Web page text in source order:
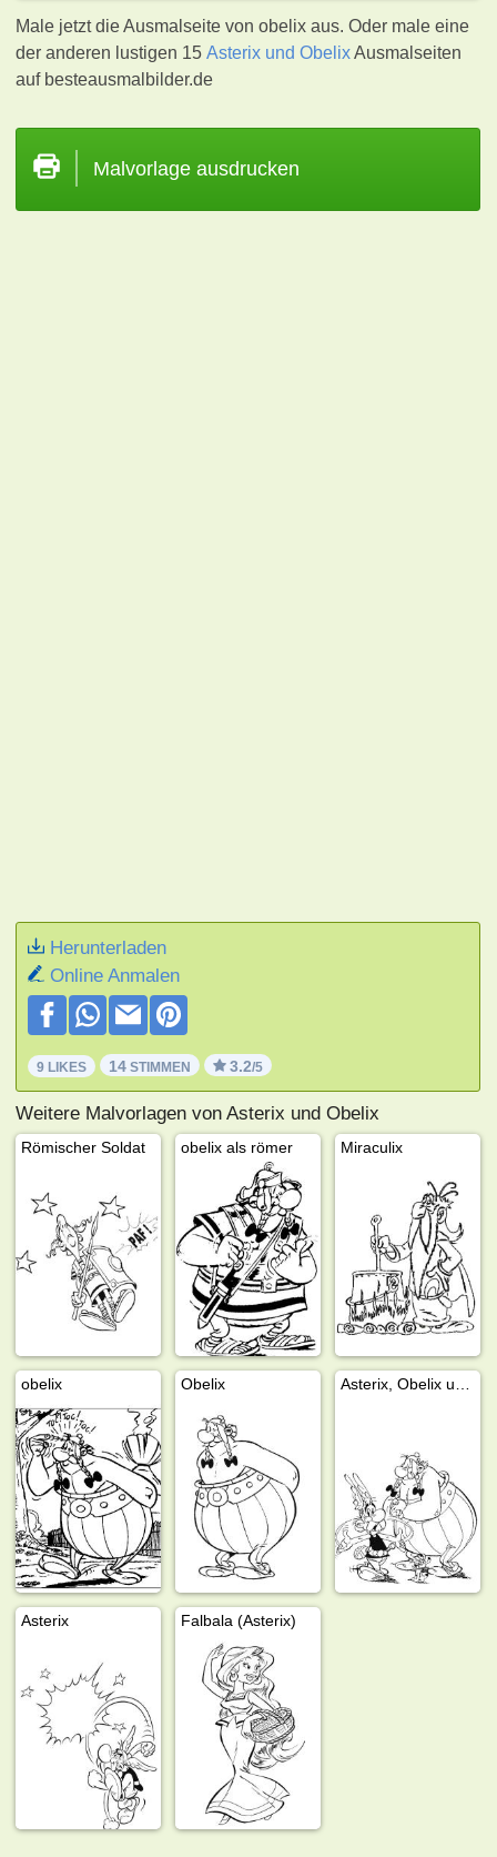
Male jetzt die Ausmalseite von obelix aus. Oder male eine
der anderen lustigen 15Asterix und ObelixAusmalseiten
auf besteausmalbilder.de
Malvorlage ausdrucken
Herunterladen
Online Anmalen
9 LIKES 14 STIMMEN 3.2/5
Weitere Malvorlagen von Asterix und Obelix
Römischer Soldat obelix als römer Miraculix
obelix Obelix
Asterix Falbala (Asterix)